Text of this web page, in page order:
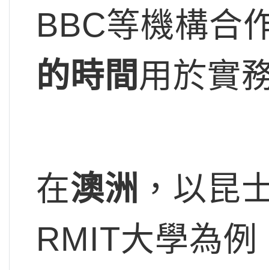
BBC等機構合
的時間 用於實
在澳洲 ，以昆
RMIT大學為